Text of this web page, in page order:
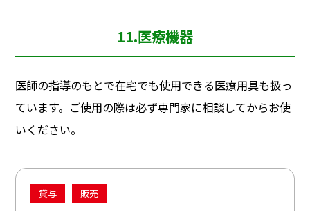
11.医療機器
医師の指導のもとで在宅でも使用できる医療用具も扱っ
ています。ご使用の際は必ず専門家に相談してからお使
いください。
貸与 販売